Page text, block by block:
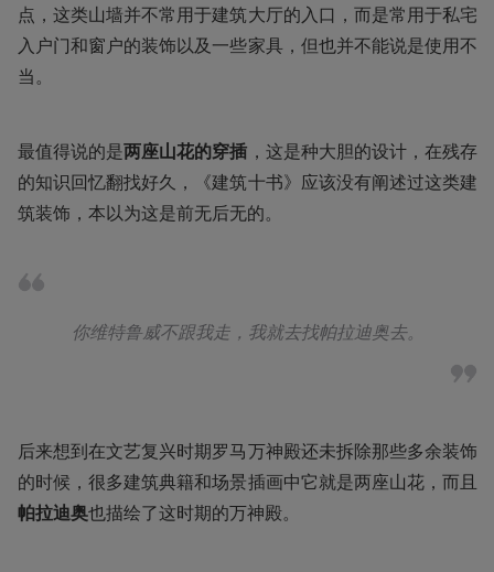
点，这类山墙并不常用于建筑大厅的入口，而是常用于私宅
入户门和窗户的装饰以及一些家具，但也并不能说是使用不
当。
最值得说的是两座山花的穿插 ，这是种大胆的设计，在残存
的知识回忆翻找好久，《建筑十书》应该没有阐述过这类建
筑装饰，本以为这是前无后无的。
你维特鲁威不跟我走，我就去找帕拉迪奥去。
后来想到在文艺复兴时期罗马万神殿还未拆除那些多余装饰
的时候，很多建筑典籍和场景插画中它就是两座山花，而且
帕拉迪奥也描绘了这时期的万神殿。